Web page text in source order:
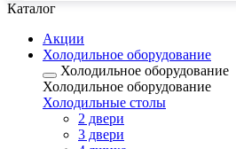
Почта:
horeca18@mail.ru
Каталог
Акции
Холодильное оборудование
Холодильное оборудование
Холодильное оборудование
Холодильные столы
2 двери
3 двери